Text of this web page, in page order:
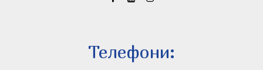
Телефони: